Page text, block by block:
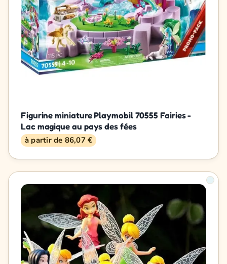
Figurine miniature Playmobil 70555 Fairies -
Lac magique au pays des fées
à partir de 86,07 €